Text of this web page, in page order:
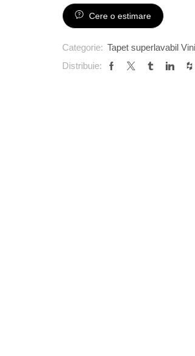
Cere o estimare
Categorie: Tapet superlavabil
Distribuie: